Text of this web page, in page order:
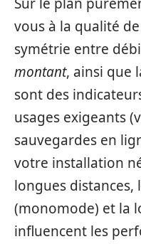
Sur le plan
vous à la qualité
symétrie entre
montant, ainsi que
sont des
usages exigeants
sauvegardes en
votre installation
longues
(monomode) et la
influencent les